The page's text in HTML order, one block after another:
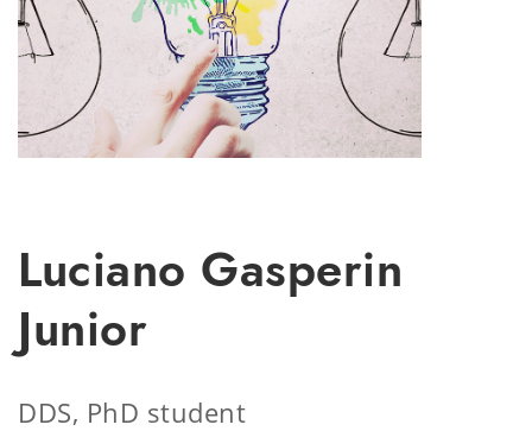
Luciano Gasperin
Junior
DDS, PhD student